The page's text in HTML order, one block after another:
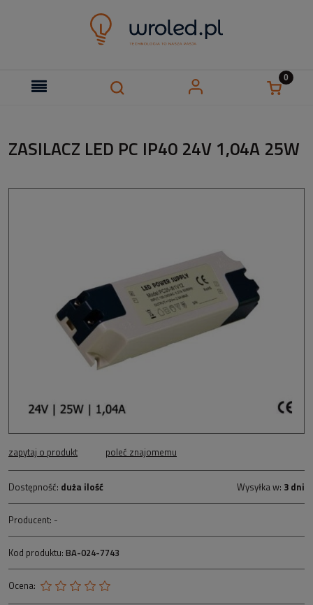
ZASILACZ LED PC IP40 24V 1,04A 25W
zapytaj o produkt poleć znajomemu
Dostępność: duża ilość Wysyłka w: 3 dni
Producent: -
Kod produktu: BA-024-7743
Ocena: